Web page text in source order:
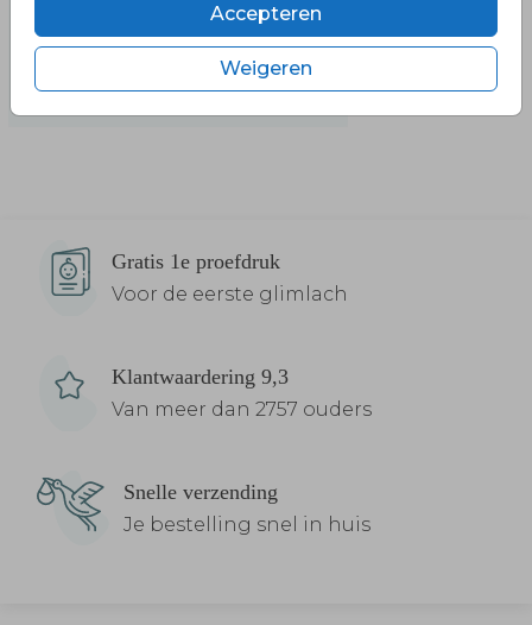
Accepteren
Weigeren
Gratis 1e proefdruk
Voor de eerste glimlach
Klantwaardering 9,3
Van meer dan 2757 ouders
Snelle verzending
Je bestelling snel in huis